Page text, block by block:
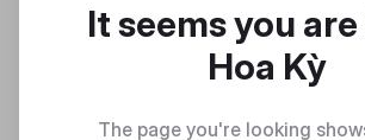
It seems you
Hoa Kỳ
The page you're looking